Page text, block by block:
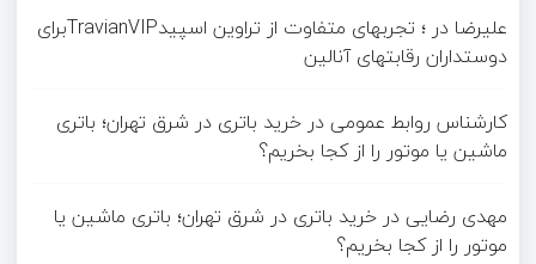
علیرضا در
؛ تجربهای متفاوت از تراوین اسپیدTravianVIPبرای
دوستداران رقابتهای آنالین
کارشناس روابط عمومیدر خرید باتری در شرق تهران؛ باتری
ماشین یا موتور را از کجا بخریم؟
مهدی رضاییدر خرید باتری در شرق تهران؛ باتری ماشین یا
موتور را از کجا بخریم؟